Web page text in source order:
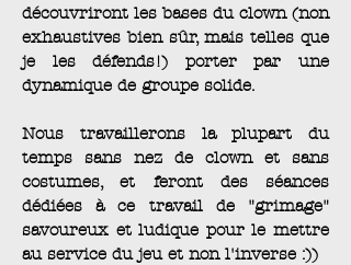
découvriront les bases du clown (non
exhaustives bien sûr, mais telles que
je les défends!) porter par une
dynamique de groupe solide.
Nous travaillerons la plupart du
temps sans nez de clown et sans
costumes, et feront des séances
dédiées à ce travail de "grimage"
savoureux et ludique pour le mettre
au service du jeu et non l'inverse :))